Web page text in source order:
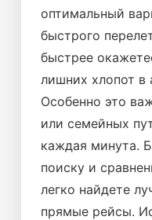
оптимальный
быстрого
быстрее
лишних хлопот в
Особенно это
или семейных
каждая минута.
поиску и
легко найдете
прямые рейсы.